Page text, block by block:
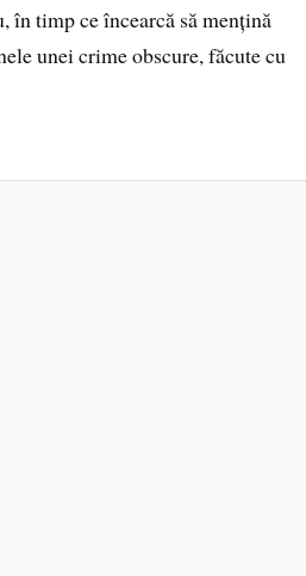
în timp ce încearcă să mențină
unei crime obscure, făcute cu